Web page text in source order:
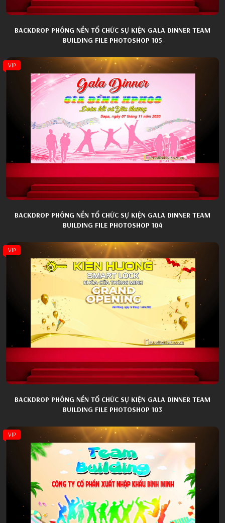
BACKDROP PHÔNG NỀN TỔ CHỨC SỰ KIỆN GALA DINNER TEAM
BUILDING FILE PHOTOSHOP 105
VIP
BACKDROP PHÔNG NỀN TỔ CHỨC SỰ KIỆN GALA DINNER TEAM
BUILDING FILE PHOTOSHOP 104
VIP
BACKDROP PHÔNG NỀN TỔ CHỨC SỰ KIỆN GALA DINNER TEAM
BUILDING FILE PHOTOSHOP 103
VIP